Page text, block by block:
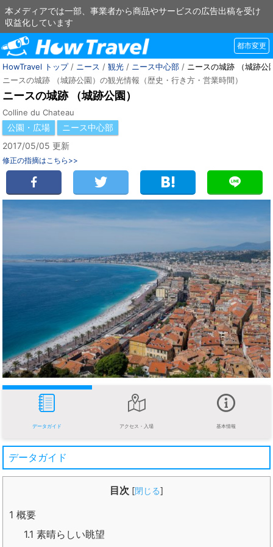
本メディアでは一部、事業者から商品やサービスの広告出稿を受け
収益化しています
都市変更
HowTravel トップ/ ニース / 観光 / ニース中心部 / ニースの城跡 （城跡公
ニースの城跡 （城跡公園）の観光情報（歴史・行き方・営業時間）
ニースの城跡 （城跡公園）
Colline du Chateau
公園・広場
ニース中心部
2017/05/05 更新
修正の指摘はこちら>>
データガイド アクセス・入場 基本情報
データガイド
目次 [閉じる]
1 概要
1.1 素晴らしい眺望